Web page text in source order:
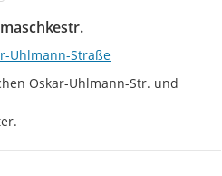
Uhlmann-Straße
Oskar-Uhlmann-Str. und